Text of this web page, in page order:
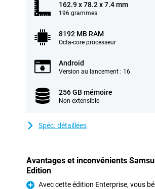
162.9 x 78.2 x 7.4 mm
196 grammes
8192 MB RAM
Octa-core processeur
Android
Version au lancement : 16
256 GB mémoire
Non extensible
Spéc. détaillées
Avantages et inconvénients
Edition
Avec cette édition Enterprise, vous